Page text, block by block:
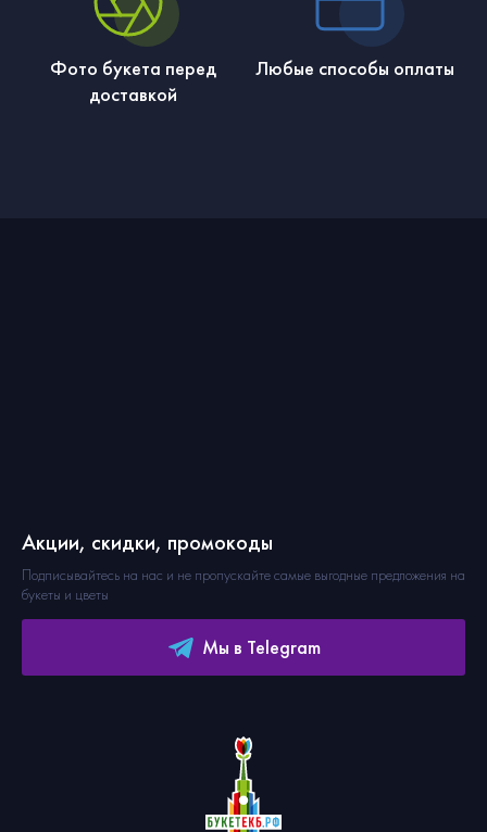
Фото букета перед
доставкой
Любые способы оплаты
Акции, скидки, промокоды
Подписывайтесь на нас и не пропускайте самые выгодные предложения на
букеты и цветы
Мы в Telegram